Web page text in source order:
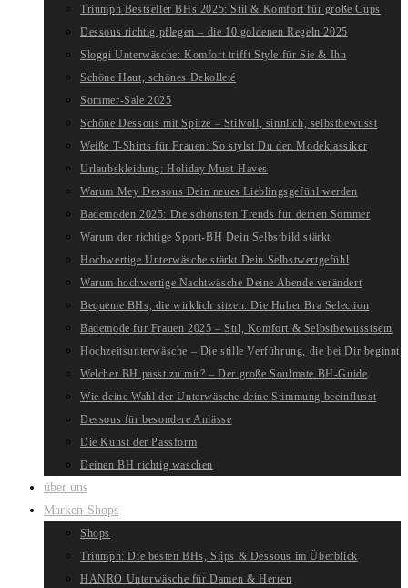
Triumph Bestseller BHs 2025: Stil & Komfort für große Cups
Dessous richtig pflegen – die 10 goldenen Regeln 2025
Sloggi Unterwäsche: Komfort trifft Style für Sie & Ihn
Schöne Haut, schönes Dekolleté
Sommer-Sale 2025
Schöne Dessous mit Spitze – Stilvoll, sinnlich, selbstbewusst
Weiße T-Shirts für Frauen: So stylst Du den Modeklassiker
Urlaubskleidung: Holiday Must-Haves
Warum Mey Dessous Dein neues Lieblingsgefühl werden
Bademoden 2025: Die schönsten Trends für deinen Sommer
Warum der richtige Sport-BH Dein Selbstbild stärkt
Hochwertige Unterwäsche stärkt Dein Selbstwertgefühl
Warum hochwertige Nachtwäsche Deine Abende verändert
Bequeme BHs, die wirklich sitzen: Die Huber Bra Selection
Bademode für Frauen 2025 – Stil, Komfort & Selbstbewusstsein
Hochzeitsunterwäsche – Die stille Verführung, die bei Dir beginnt
Welcher BH passt zu mir? – Der große Soulmate BH-Guide
Wie deine Wahl der Unterwäsche deine Stimmung beeinflusst
Dessous für besondere Anlässe
Die Kunst der Passform
Deinen BH richtig waschen
über uns
Marken-Shops
Shops
Triumph: Die besten BHs, Slips & Dessous im Überblick
HANRO Unterwäsche für Damen & Herren